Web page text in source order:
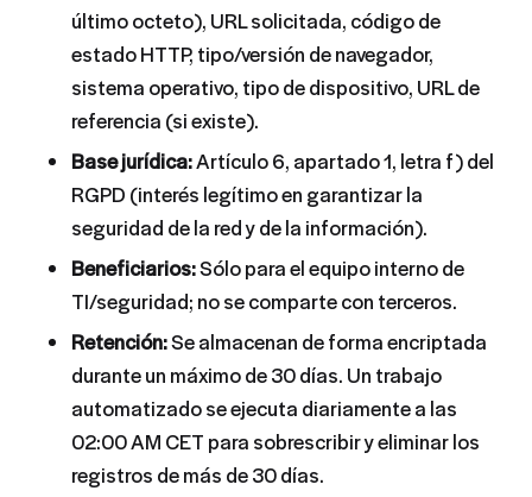
último octeto), URL solicitada, código de
estado HTTP, tipo/versión de navegador,
sistema operativo, tipo de dispositivo, URL de
referencia (si existe).
Base jurídica:Artículo 6, apartado 1, letra f) del
RGPD (interés legítimo en garantizar la
seguridad de la red y de la información).
Beneficiarios:Sólo para el equipo interno de
TI/seguridad; no se comparte con terceros.
Retención:Se almacenan de forma encriptada
durante un máximo de 30 días. Un trabajo
automatizado se ejecuta diariamente a las
02:00 AM CET para sobrescribir y eliminar los
registros de más de 30 días.